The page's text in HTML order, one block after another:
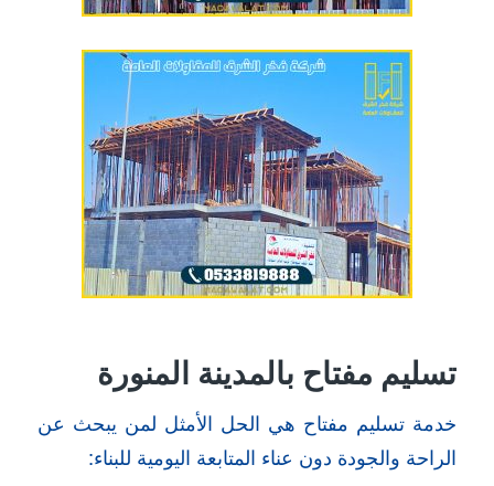
تسليم مفتاح بالمدينة المنورة
خدمة تسليم مفتاح هي الحل الأمثل لمن يبحث عن
الراحة والجودة دون عناء المتابعة اليومية للبناء: